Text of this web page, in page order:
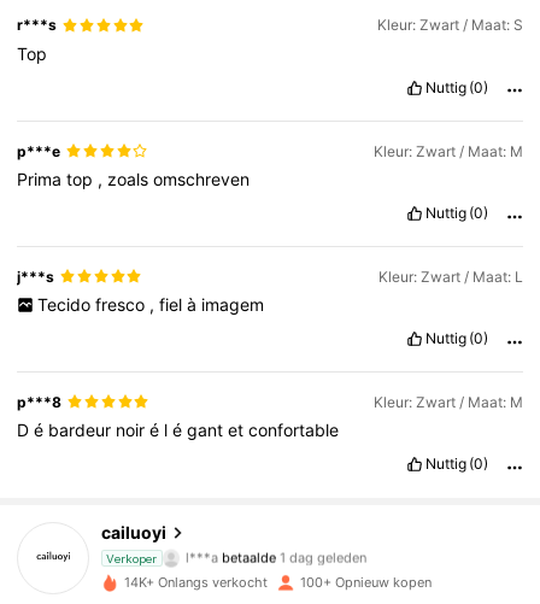
r***s Kleur: Zwart / Maat: S
Top
Nuttig (0)
p***e Kleur: Zwart / Maat: M
Primatop , zoalsomschreven
Nuttig (0)
j***s Kleur: Zwart / Maat: L
Tecido fresco , fiel à imagem
Nuttig (0)
p***8 Kleur: Zwart / Maat: M
Dé bardeur noiré légantetconfortable
Nuttig (0)
cailuoyi
Verkoper
l***s gevolgd 1 dag geleden
4.86
409 Volgers
14K+ Onlangs verkocht 100+ Opnieuw kopen